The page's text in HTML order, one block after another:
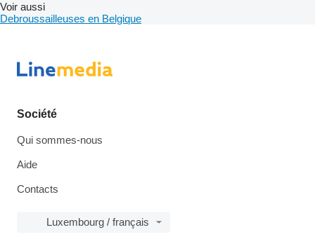
Voir aussi
Debroussailleuses en Belgique
Société
Qui sommes-nous
Aide
Contacts
Luxembourg / français